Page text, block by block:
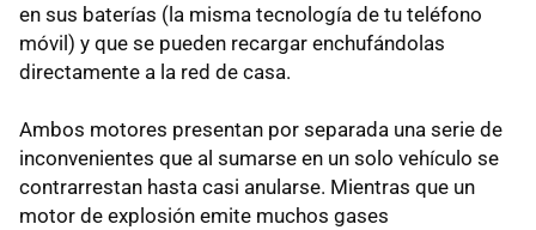
en sus baterías (la misma tecnología de tu teléfono
móvil) y que se pueden recargar enchufándolas
directamente a la red de casa.
Ambos motores presentan por separada una serie de
inconvenientes que al sumarse en un solo vehículo se
contrarrestan hasta casi anularse. Mientras que un
motor de explosión emite muchos gases